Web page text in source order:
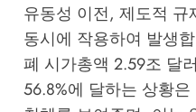
유동성 이전, 제도적 규
동시에 작용하여 발생
폐 시가총액 2.59조 달
56.8%에 달하는 상황